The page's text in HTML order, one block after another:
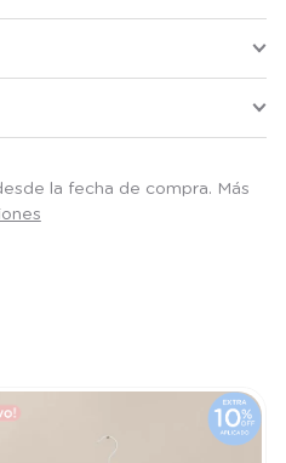
la fecha de compra. Más